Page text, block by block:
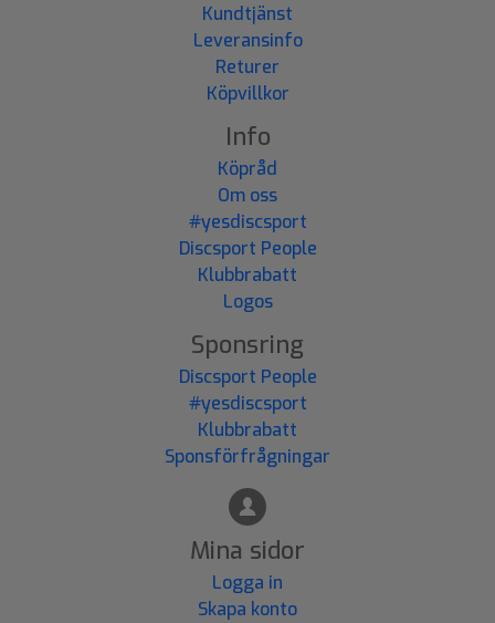
Kundtjänst
Leveransinfo
Returer
Köpvillkor
Info
Köpråd
Om oss
#yesdiscsport
Discsport People
Klubbrabatt
Logos
Sponsring
Discsport People
#yesdiscsport
Klubbrabatt
Sponsförfrågningar
Mina sidor
Logga in
Skapa konto